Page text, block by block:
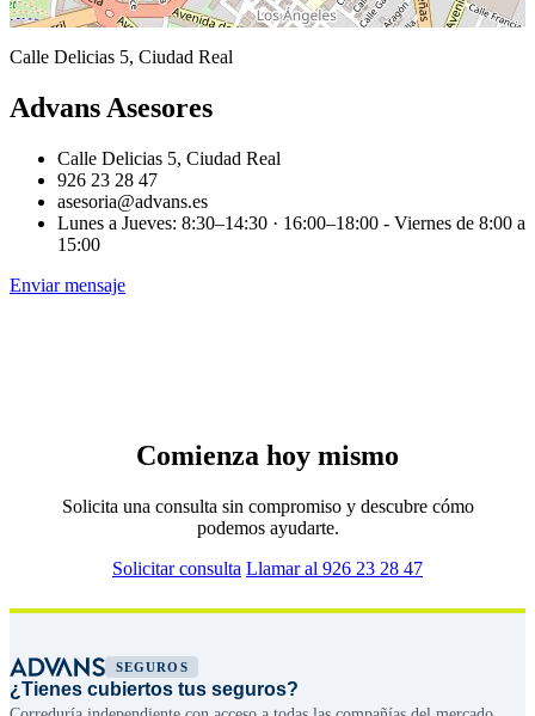
Calle Delicias 5, Ciudad Real
Advans Asesores
Calle Delicias 5, Ciudad Real
926 23 28 47
asesoria@advans.es
Lunes a Jueves: 8:30–14:30 · 16:00–18:00 - Viernes de 8:00 a
15:00
Enviar mensaje
Comienza hoy mismo
Solicita una consulta sin compromiso y descubre cómo
podemos ayudarte.
Solicitar consulta Llamar al 926 23 28 47
SEGUROS
¿Tienes cubiertos tus seguros?